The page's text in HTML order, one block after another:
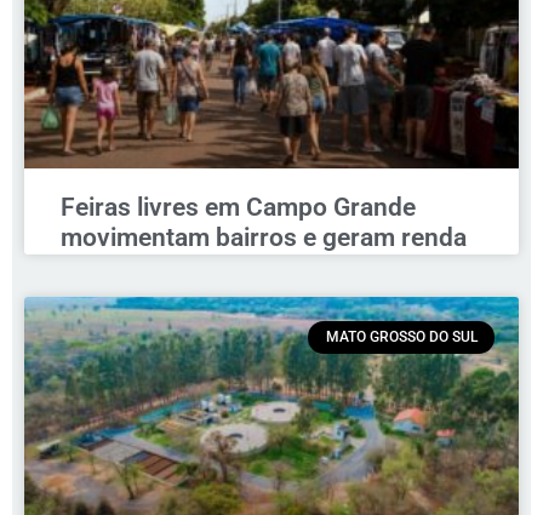
Feiras livres em Campo Grande
movimentam bairros e geram renda
MATO GROSSO DO SUL